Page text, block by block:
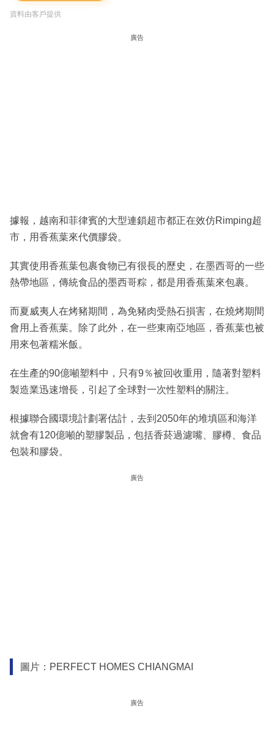
資料由客戶提供
廣告
據報，越南和菲律賓的大型連鎖超市都正在效仿Rimping超
市，用香蕉葉來代價膠袋。
其實使用香蕉葉包裹食物已有很長的歷史，在墨西哥的一些
熱帶地區，傳統食品的墨西哥粽，都是用香蕉葉來包裹。
而夏威夷人在烤豬期間，為免豬肉受熱石損害，在燒烤期間
會用上香蕉葉。除了此外，在一些東南亞地區，香蕉葉也被
用來包著糯米飯。
在生產的90億噸塑料中，只有9％被回收重用，隨著對塑料
製造業迅速增長，引起了全球對一次性塑料的關注。
根據聯合國環境計劃署估計，去到2050年的堆填區和海洋
就會有120億噸的塑膠製品，包括香菸過濾嘴、膠樽、食品
包裝和膠袋。
廣告
圖片：PERFECT HOMES CHIANGMAI
廣告